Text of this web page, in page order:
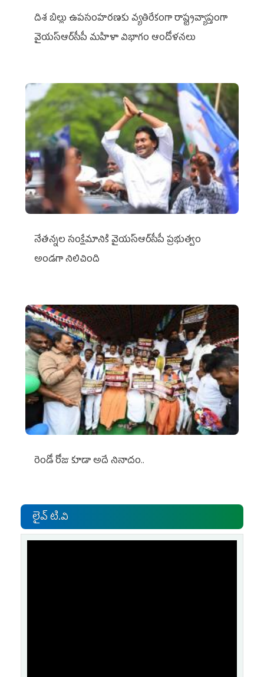
దిశ బిల్లు ఉపసంహరణకు వ్యతిరేకంగా రాష్ట్రవ్యాప్తంగా
వైయ‌స్ఆర్‌సీపీ మహిళా విభాగం ఆందోళనలు
నేతన్నల సంక్షేమానికి వైయ‌స్ఆర్‌సీపీ ప్రభుత్వం
అండగా నిలిచింది
రెండో రోజు కూడా అదే నినాదం..
లైవ్ టి.వి